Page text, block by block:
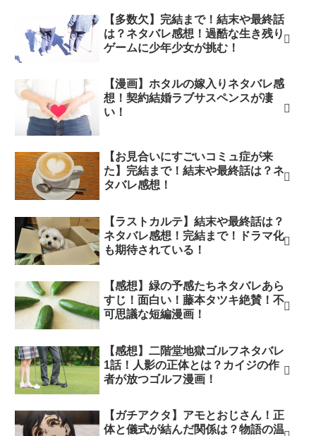
【多数欠】完結まで！結末や最終話
は？ネタバレ感想！過酷な生き残り
ゲームに少年少女が挑む！
【漫画】ホタルの嫁入りネタバレ感
想！契約結婚ラブサスペンスが凄
い！
【お見合いにすごいコミュ症が来
た】完結まで！結末や最終話は？ネ
タバレ感想！
【ラストカルテ】結末や最終話は？
ネタバレ感想！完結まで！ドラマ化
も期待されている！
【感想】緑の予感たちネタバレあら
すじ！面白い！藤本タツキ絶賛！不
可思議な短編漫画！
【感想】二階堂地獄ゴルフネタバレ
1話！人影の正体とは？カイジの作
者が放つゴルフ漫画！
【ガチアクタ】アモとおじさん！正
体と儀式が結んだ関係は？物語の温